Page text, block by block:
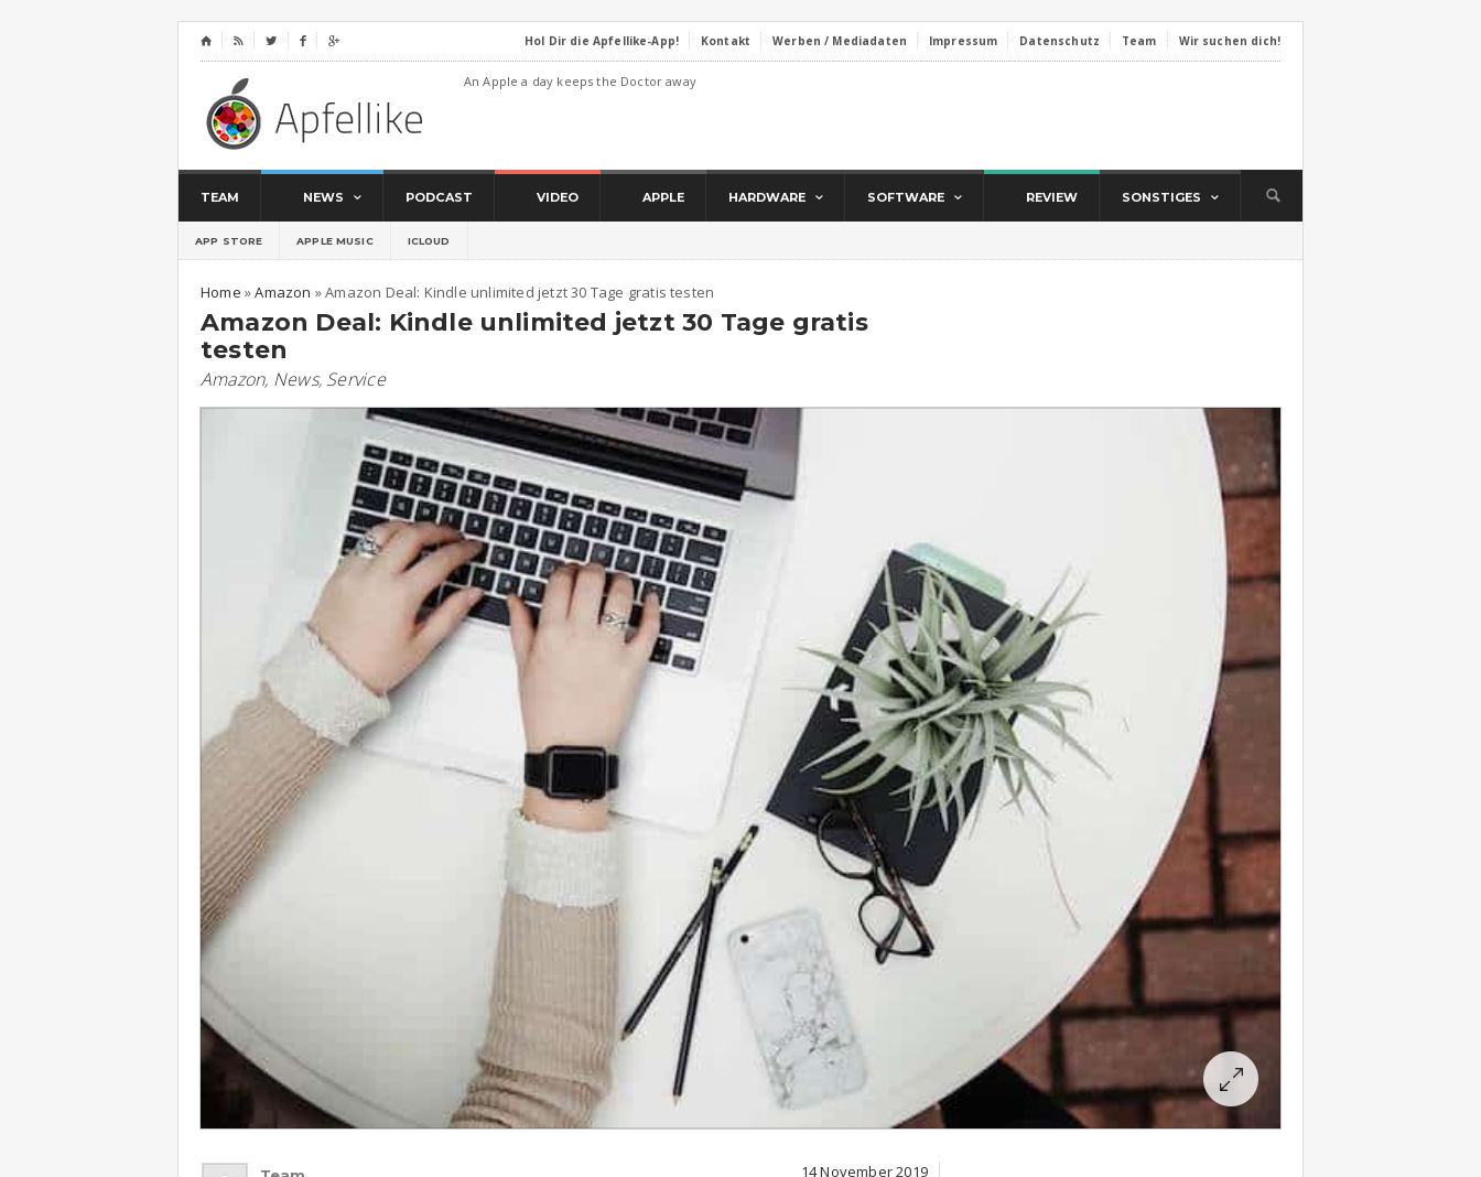
⌂     Hol Dir die Apfellike-App! Kontakt Werben / Mediadaten Impressum Datenschutz Team Wir suchen dich!
An Apple a day keeps the Doctor away
TEAM NEWS PODCAST VIDEO APPLE HARDWARE SOFTWARE REVIEW SONSTIGES
APP STORE APPLE MUSIC ICLOUD
Home »Amazon »Amazon Deal: Kindle unlimited jetzt 30 Tage gratis testen
Amazon Deal: Kindle unlimited jetzt 30 Tage gratis
testen
Amazon, News, Service
14 November 2019